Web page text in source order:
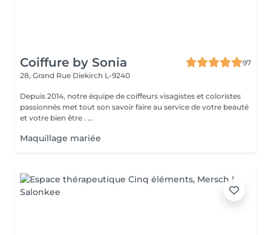
Coiffure by Sonia
97
28, Grand Rue Diekirch L-9240
Depuis 2014, notre équipe de coiffeurs visagistes et coloristes
passionnés met tout son savoir faire au service de votre beauté
et votre bien être . ...
Maquillage mariée